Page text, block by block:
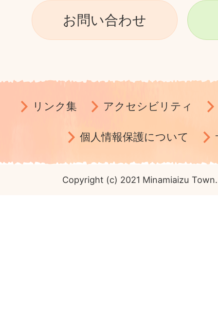
お問い合わせ
リンク集 アクセシビリティ
個人情報保護について
Copyright (c) 2021 Minamiaizu